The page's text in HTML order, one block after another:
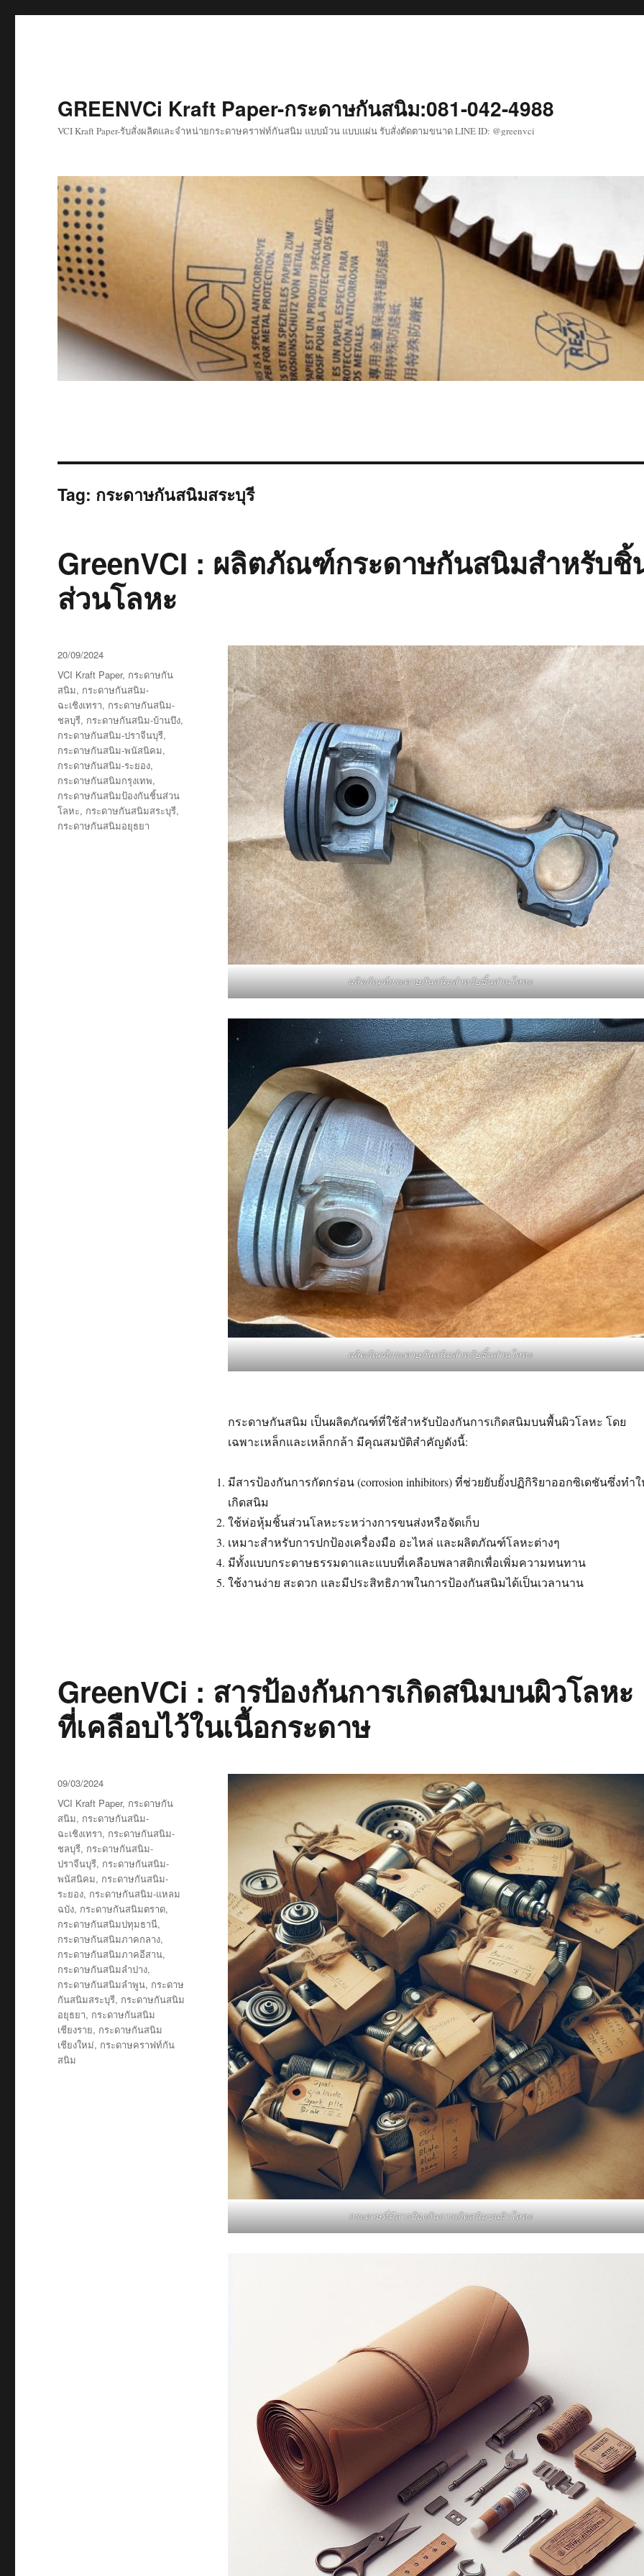
GREENVCi Kraft Paper-กระดาษกันสนิม:081-042-4988
VCI Kraft Paper-รับสั่งผลิตและจำหน่ายกระดาษคราฟท์กันสนิม แบบม้วน แบบแผ่น รับสั่งตัดตามขนาด LINE ID: @greenvci
Tag: กระดาษกันสนิมสระบุรี
GreenVCI : ผลิตภัณฑ์กระดาษกันสนิมสำหรับชิ้
ส่วนโลหะ
ผลิตภัณฑ์กระดาษกันสนิมสำหรับชิ้นส่วนโลหะ
ผลิตภัณฑ์กระดาษกันสนิมสำหรับชิ้นส่วนโลหะ
กระดาษกันสนิม เป็นผลิตภัณฑ์ที่ใช้สำหรับป้องกันการเกิดสนิมบนพื้นผิวโลหะ โดย
เฉพาะเหล็กและเหล็กกล้า มีคุณสมบัติสำคัญดังนี้:
มีสารป้องกันการกัดกร่อน (corrosion inhibitors) ที่ช่วยยับยั้งปฏิกิริยาออกซิเดชันซึ่งทำ
เกิดสนิม
ใช้ห่อหุ้มชิ้นส่วนโลหะระหว่างการขนส่งหรือจัดเก็บ
เหมาะสำหรับการปกป้องเครื่องมือ อะไหล่ และผลิตภัณฑ์โลหะต่างๆ
มีทั้งแบบกระดาษธรรมดาและแบบที่เคลือบพลาสติกเพื่อเพิ่มความทนทาน
ใช้งานง่าย สะดวก และมีประสิทธิภาพในการป้องกันสนิมได้เป็นเวลานาน
Posted
on
20/09/2024
Tags
VCI Kraft Paper, กระดาษกัน
สนิม, กระดาษกันสนิม-
ฉะเชิงเทรา, กระดาษกันสนิม-
ชลบุรี, กระดาษกันสนิม-บ้านบึง,
กระดาษกันสนิม-ปราจีนบุรี,
กระดาษกันสนิม-พนัสนิคม,
กระดาษกันสนิม-ระยอง,
กระดาษกันสนิมกรุงเทพ,
กระดาษกันสนิมป้องกันชิ้นส่วน
โลหะ, กระดาษกันสนิมสระบุรี,
กระดาษกันสนิมอยุธยา
GreenVCi : สารป้องกันการเกิดสนิมบนผิวโลหะ
ที่เคลือบไว้ในเนื้อกระดาษ
กระดาษที่มีสารป้องกันการเกิดสนิมบนผิวโลหะ
Posted
on
09/03/2024
Tags
VCI Kraft Paper, กระดาษกัน
สนิม, กระดาษกันสนิม-
ฉะเชิงเทรา, กระดาษกันสนิม-
ชลบุรี, กระดาษกันสนิม-
ปราจีนบุรี, กระดาษกันสนิม-
พนัสนิคม, กระดาษกันสนิม-
ระยอง, กระดาษกันสนิม-แหลม
ฉบัง, กระดาษกันสนิมตราด,
กระดาษกันสนิมปทุมธานี,
กระดาษกันสนิมภาคกลาง,
กระดาษกันสนิมภาคอีสาน,
กระดาษกันสนิมลำปาง,
กระดาษกันสนิมลำพูน, กระดาษ
กันสนิมสระบุรี, กระดาษกันสนิม
อยุธยา, กระดาษกันสนิม
เชียงราย, กระดาษกันสนิม
เชียงใหม่, กระดาษคราฟท์กัน
สนิม